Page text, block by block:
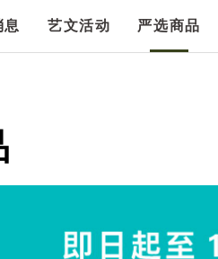
息 艺文活动 严选商品